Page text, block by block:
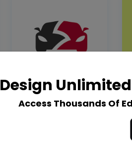
Design
Access Thousands Of